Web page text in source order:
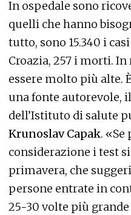
In ospedale sono
quelli che hanno
tutto, sono 15.340 i
Croazia, 257 i morti.
essere molto più alte.
una fonte autorevole,
dell’Istituto di salute
Krunoslav Capak.
considerazione i test
primavera, che
persone entrate in
25-30 volte più